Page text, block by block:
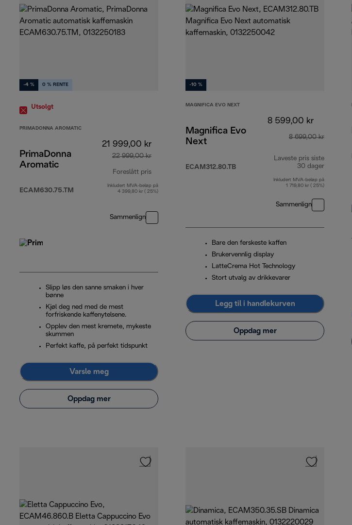
-4 % 0 % RENTE
Utsolgt
PRIMADONNA AROMATIC
PrimaDonna
Aromatic
ECAM630.75.TM
21 999,00 kr
22 999,00 kr
Foreslått pris
opprinnelig pris 22 999,00 kr
Inkludert MVA-beløp på
4 399,80 kr ( 25%)
Sammenlign
Slipp løs den sanne smaken i hver
bønne
Kjøl deg ned med de mest
forfriskende kaffenytelsene.
Opplev den mest kremete, mykeste
skummen
Perfekt kaffe, på perfekt tidspunkt
Varsle meg
Oppdag mer
-10 %
MAGNIFICA EVO NEXT
Magnifica Evo
Next
ECAM312.80.TB
8 599,00 kr
8 699,00 kr
Laveste pris siste
30 dager
Inkludert MVA-beløp på
1 719,80 kr ( 25%)
Sammenlign
Bare den ferskeste kaffen
Brukervennlig display
LatteCrema Hot Technology
Stort utvalg av drikkevarer
Legg til i handlekurven
Oppdag mer